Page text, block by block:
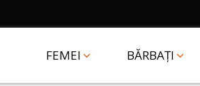
FEMEI BĂRBAȚI